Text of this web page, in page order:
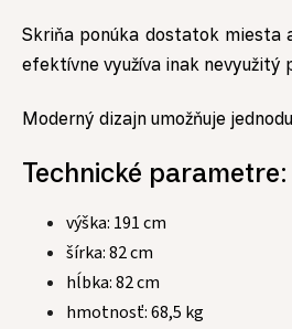
Skriňa ponúka dostatok miesta
efektívne využíva inak nevyužitý
Moderný dizajn umožňuje
Technické parametre:
výška: 191 cm
šírka: 82 cm
hĺbka: 82 cm
hmotnosť: 68,5 kg